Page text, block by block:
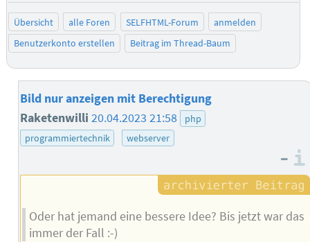
Übersicht alle Foren SELFHTML-Forum
anmelden
Benutzerkonto erstellen
Beitrag im Thread-Baum
Bild nur anzeigen mit Berechtigung
Raketenwilli20.04.2023 21:58
php
programmiertechnik
webserver
–
Oder hat jemand eine bessere Idee? Bis jetzt war das
immer der Fall :-)